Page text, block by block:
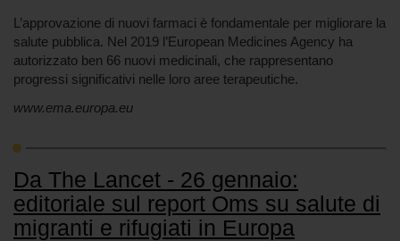
L’approvazione di nuovi farmaci è fondamentale per migliorare la
salute pubblica. Nel 2019 l’European Medicines Agency ha
autorizzato ben 66 nuovi medicinali, che rappresentano
progressi significativi nelle loro aree terapeutiche.
www.ema.europa.eu
Da The Lancet - 26 gennaio:
editoriale sul report Oms su salute di
migranti e rifugiati in Europa